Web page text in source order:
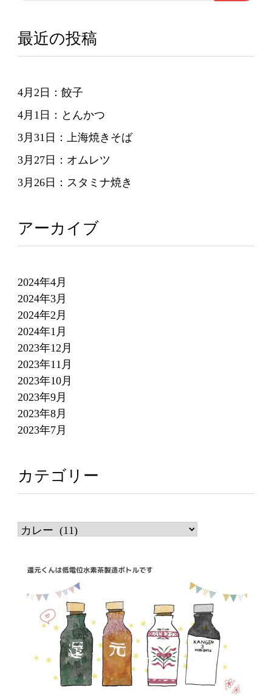
ン
最近の投稿
4月2日：餃子
4月1日：とんかつ
3月31日：上海焼きそば
3月27日：オムレツ
3月26日：スタミナ焼き
アーカイブ
2024年4月
2024年3月
2024年2月
2024年1月
2023年12月
2023年11月
2023年10月
2023年9月
2023年8月
2023年7月
カテゴリー
カ
ー